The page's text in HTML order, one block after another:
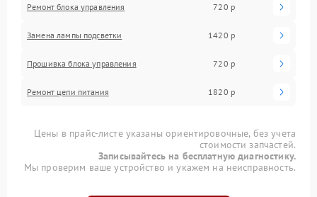
Ремонт блока управления 720 р
Замена лампы подсветки 1420 р
Прошивка блока управления 720 р
Ремонт цепи питания 1820 р
Цены в прайс-листе указаны ориентировочные, без учета
стоимости запчастей.
Записывайтесь на бесплатную диагностику.
Мы проверим ваше устройство и укажем на неисправность.